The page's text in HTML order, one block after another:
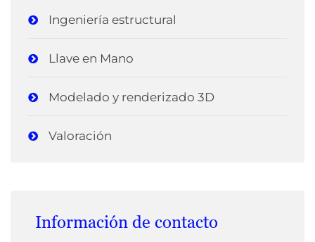
Ingeniería estructural
Llave en Mano
Modelado y renderizado 3D
Valoración
Información de contacto